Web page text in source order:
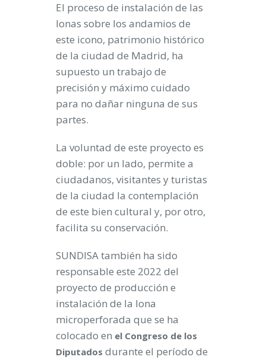
El proceso de instalación de las
lonas sobre los andamios de
este icono, patrimonio histórico
de la ciudad de Madrid, ha
supuesto un trabajo de
precisión y máximo cuidado
para no dañar ninguna de sus
partes.
La voluntad de este proyecto es
doble: por un lado, permite a
ciudadanos, visitantes y turistas
de la ciudad la contemplación
de este bien cultural y, por otro,
facilita su conservación.
SUNDISA también ha sido
responsable este 2022 del
proyecto de producción e
instalación de la lona
microperforada que se ha
colocado en el Congreso de los
Diputados durante el período de